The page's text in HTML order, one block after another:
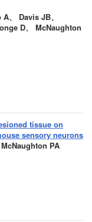
、 Davis JB、
D、 McNaughton
tissue on
sensory neurons
PA